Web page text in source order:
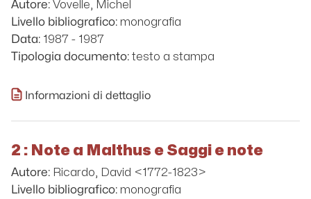
Autore: Vovelle, Michel
Livello bibliografico: monografia
Data: 1987 - 1987
Tipologia documento: testo a stampa
Informazioni di dettaglio
2 : Note a Malthus e Saggi e note
Autore: Ricardo, David <1772-1823>
Livello bibliografico: monografia